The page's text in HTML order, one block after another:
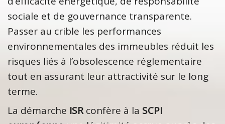
sociale et de gouvernance transparente.
Passer au crible les performances
environnementales des immeubles réduit les
risques liés à l’obsolescence réglementaire
tout en assurant leur attractivité sur le long
terme.
La démarche ISRconfère à la SCPI